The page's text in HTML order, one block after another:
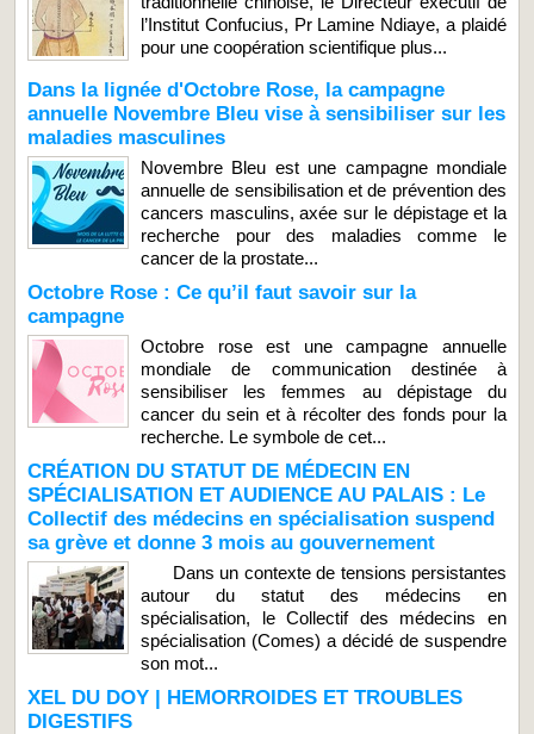
l’Institut Confucius, Pr Lamine Ndiaye, a plaidé
pour une coopération scientifique plus...
Dans la lignée d'Octobre Rose, la campagne
annuelle Novembre Bleu vise à sensibiliser sur les
maladies masculines
Novembre Bleu est une campagne mondiale
annuelle de sensibilisation et de prévention des
cancers masculins, axée sur le dépistage et la
recherche pour des maladies comme le
cancer de la prostate...
Octobre Rose : Ce qu’il faut savoir sur la
campagne
Octobre rose est une campagne annuelle
mondiale de communication destinée à
sensibiliser les femmes au dépistage du
cancer du sein et à récolter des fonds pour la
recherche. Le symbole de cet...
CRÉATION DU STATUT DE MÉDECIN EN
SPÉCIALISATION ET AUDIENCE AU PALAIS : Le
Collectif des médecins en spécialisation suspend
sa grève et donne 3 mois au gouvernement
Dans un contexte de tensions persistantes
autour du statut des médecins en
spécialisation, le Collectif des médecins en
spécialisation (Comes) a décidé de suspendre
son mot...
XEL DU DOY | HEMORROIDES ET TROUBLES
DIGESTIFS